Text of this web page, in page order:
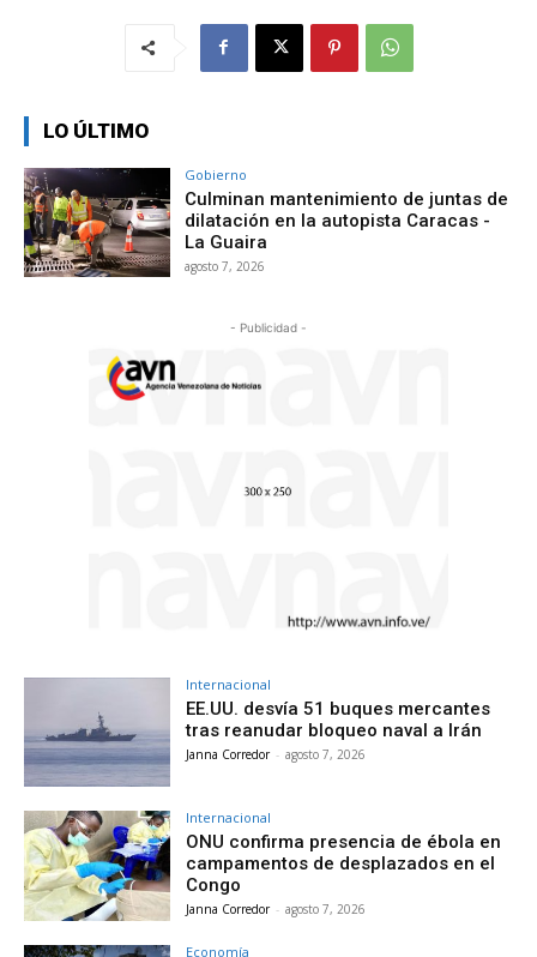
LO ÚLTIMO
Gobierno
Culminan mantenimiento de juntas de
dilatación en la autopista Caracas -
La Guaira
agosto 7, 2026
- Publicidad -
Internacional
EE.UU. desvía 51 buques mercantes
tras reanudar bloqueo naval a Irán
Janna Corredor - agosto 7, 2026
Internacional
ONU confirma presencia de ébola en
campamentos de desplazados en el
Congo
Janna Corredor - agosto 7, 2026
Economía